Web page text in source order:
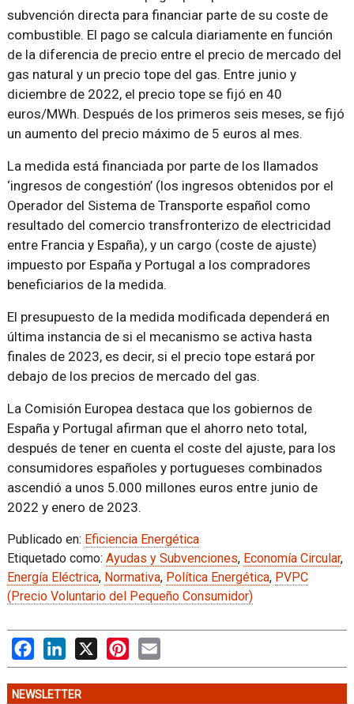
subvención directa para financiar parte de su coste de
combustible. El pago se calcula diariamente en función
de la diferencia de precio entre el precio de mercado del
gas natural y un precio tope del gas. Entre junio y
diciembre de 2022, el precio tope se fijó en 40
euros/MWh. Después de los primeros seis meses, se fijó
un aumento del precio máximo de 5 euros al mes.
La medida está financiada por parte de los llamados
‘ingresos de congestión’ (los ingresos obtenidos por el
Operador del Sistema de Transporte español como
resultado del comercio transfronterizo de electricidad
entre Francia y España), y un cargo (coste de ajuste)
impuesto por España y Portugal a los compradores
beneficiarios de la medida.
El presupuesto de la medida modificada dependerá en
última instancia de si el mecanismo se activa hasta
finales de 2023, es decir, si el precio tope estará por
debajo de los precios de mercado del gas.
La Comisión Europea destaca que los gobiernos de
España y Portugal afirman que el ahorro neto total,
después de tener en cuenta el coste del ajuste, para los
consumidores españoles y portugueses combinados
ascendió a unos 5.000 millones euros entre junio de
2022 y enero de 2023.
Publicado en: Eficiencia Energética
Etiquetado como: Ayudas y Subvenciones, Economía Circular,
Energía Eléctrica, Normativa, Política Energética, PVPC
(Precio Voluntario del Pequeño Consumidor)
FacebookLinkedIn
X PinterestEmail
NEWSLETTER